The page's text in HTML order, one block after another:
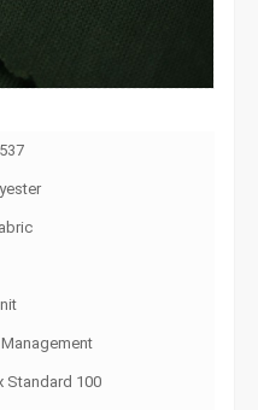
Standard 100